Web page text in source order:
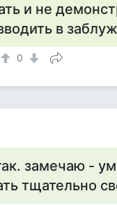
и не
в
0
замечаю -
тщательно